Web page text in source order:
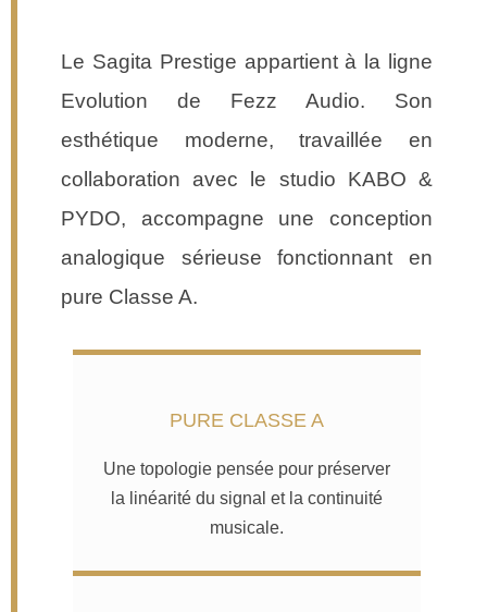
Le Sagita Prestige appartient à la ligne
Evolution de Fezz Audio. Son
esthétique moderne, travaillée en
collaboration avec le studio KABO &
PYDO, accompagne une conception
analogique sérieuse fonctionnant en
pure Classe A.
PURE CLASSE A
Une topologie pensée pour préserver
la linéarité du signal et la continuité
musicale.